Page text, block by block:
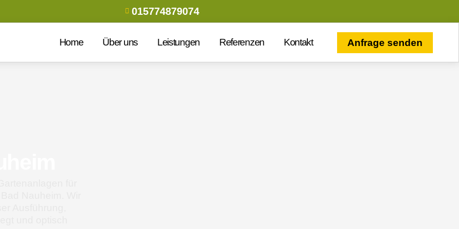
015774879074
Home Über uns Leistungen Referenzen Kontakt Anfrage senden